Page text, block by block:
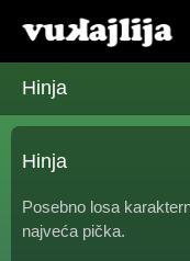
Hinja
Hinja
Posebno losa
najveća pička.